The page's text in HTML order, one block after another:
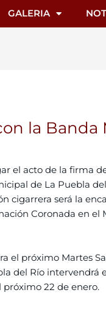
GALERIA
la
el acto de la firma
de La Puebla
cigarrera será la
Coronada en el
el próximo Martes
del Río intervendrá
próximo 22 de enero.